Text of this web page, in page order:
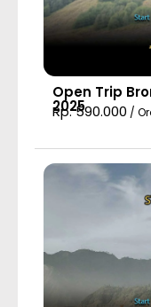
Open Trip
2025
Rp. 590.000 /